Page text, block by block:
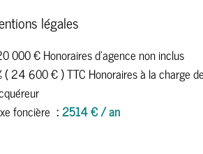
légales
000 € Honoraires d'agence non inclus
( 24 600 € ) TTC Honoraires à la charge de
foncière
2514 € / an